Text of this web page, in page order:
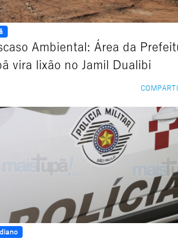
Ambiental: Área da
vira lixão no Jamil Dualibi